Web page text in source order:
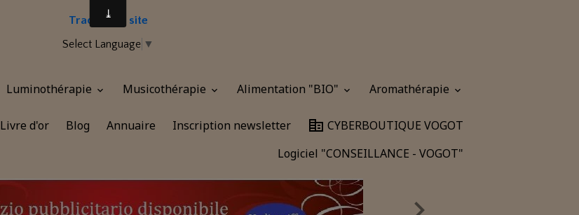
Traduire le site
Select Language ▼
Luminothérapie Musicothérapie Alimentation "BIO" Aromathérapie
Livre d'or Blog Annuaire Inscription newsletter
CYBERBOUTIQUE VOGOT
Logiciel "CONSEILLANCE - VOGOT"